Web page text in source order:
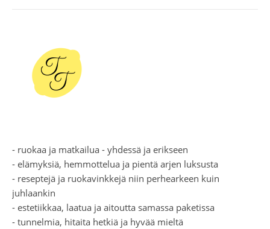
- ruokaa ja matkailua - yhdessä ja erikseen
- elämyksiä, hemmottelua ja pientä arjen luksusta
- reseptejä ja ruokavinkkejä niin perhearkeen kuin
juhlaankin
- estetiikkaa, laatua ja aitoutta samassa paketissa
- tunnelmia, hitaita hetkiä ja hyvää mieltä